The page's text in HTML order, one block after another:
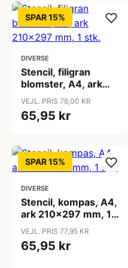
SPAR 15%
DIVERSE
Stencil, filigran
blomster, A4, ark
210x297 mm, 1 stk.
VEJL. PRIS 78,00 KR
65,95 kr
SPAR 15%
DIVERSE
Stencil, kompas, A4,
ark 210x297 mm, 1
stk.
VEJL. PRIS 77,95 KR
65,95 kr